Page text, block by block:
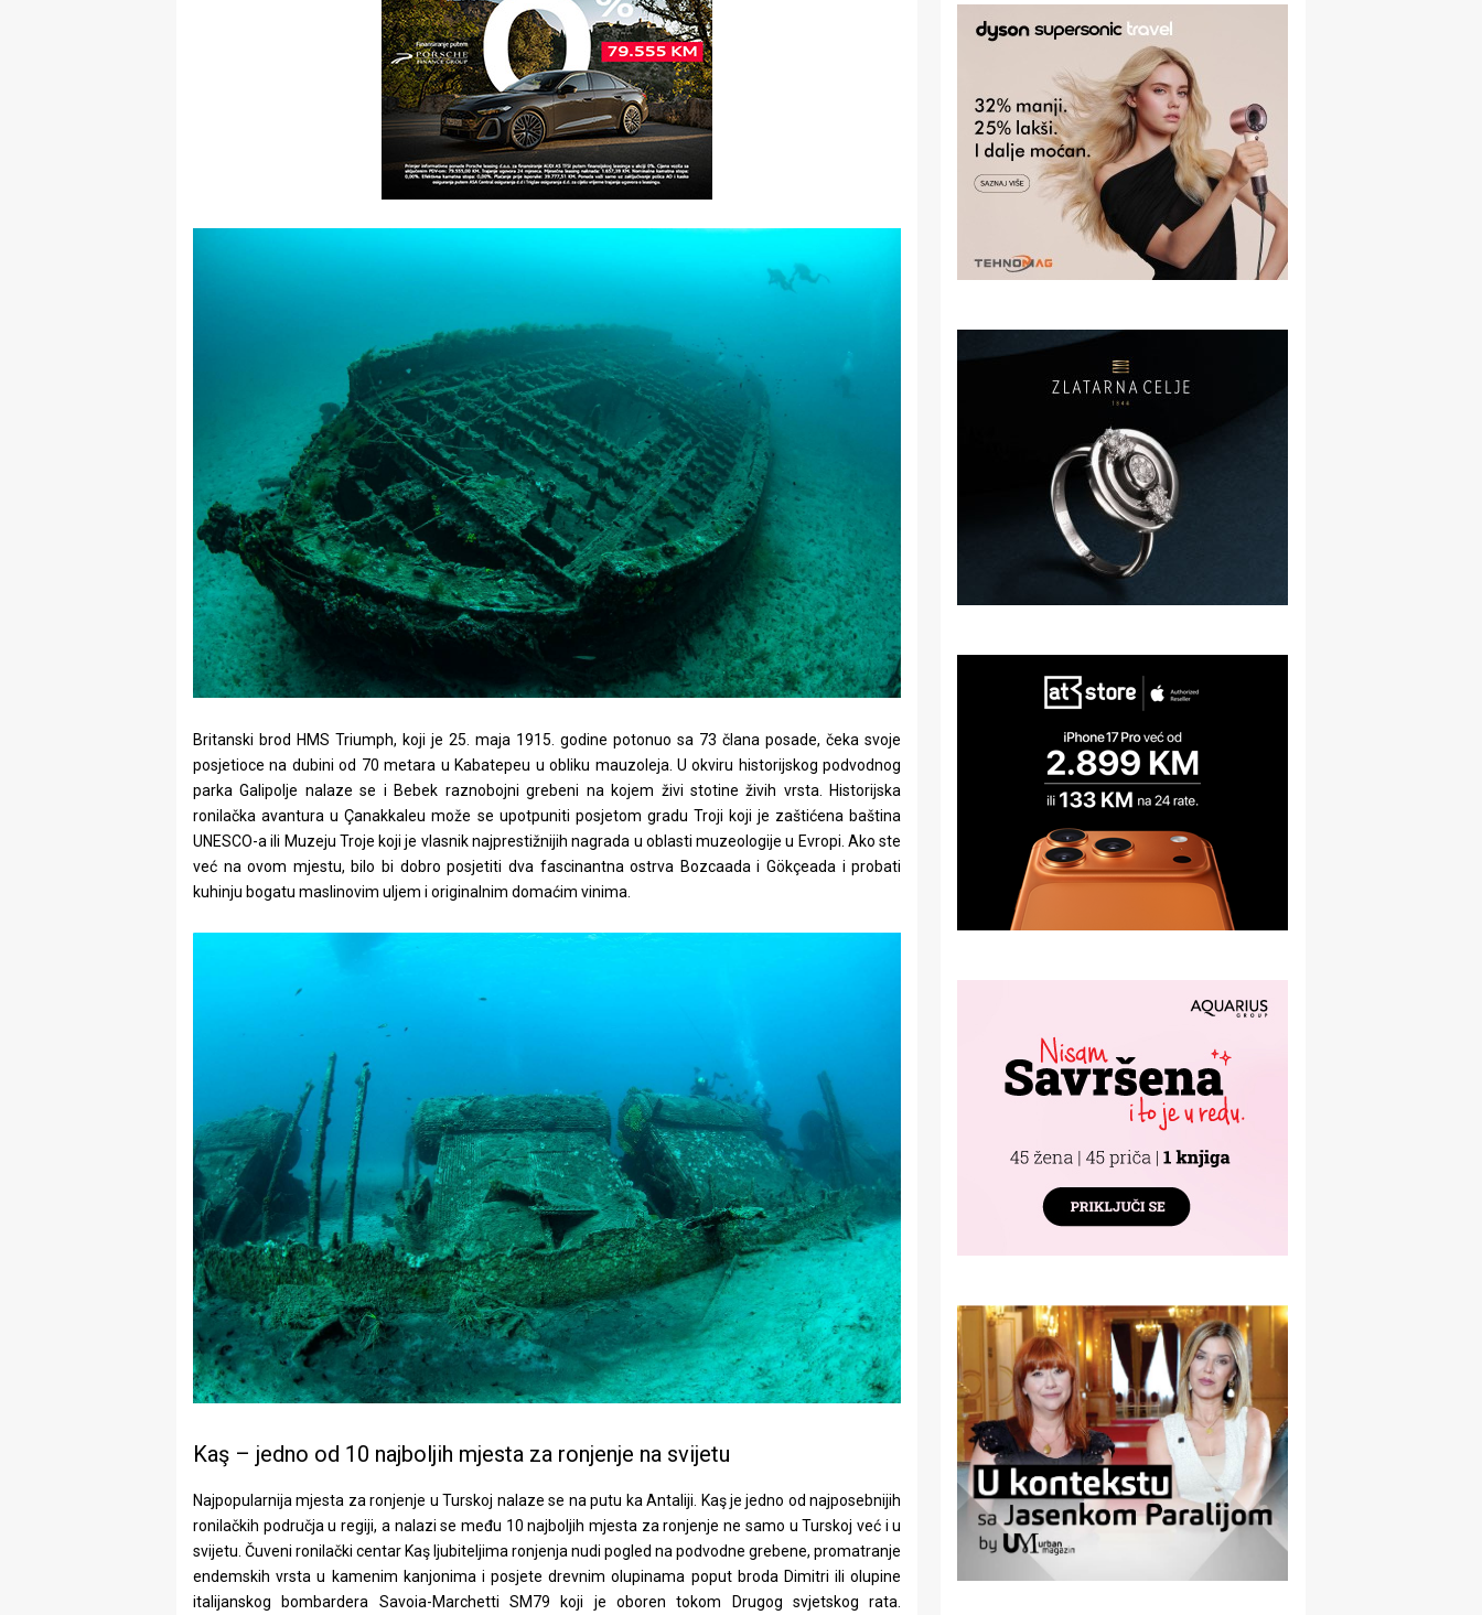
Britanski brod HMS Triumph, koji je 25. maja 1915. godine potonuo sa 73 člana posade, čeka svoje
posjetioce na dubini od 70 metara u Kabatepeu u obliku mauzoleja. U okviru historijskog podvodnog
parka Galipolje nalaze se i Bebek raznobojni grebeni na kojem živi stotine živih vrsta. Historijska
ronilačka avantura u Çanakkaleu može se upotpuniti posjetom gradu Troji koji je zaštićena baština
UNESCO-a ili Muzeju Troje koji je vlasnik najprestižnijih nagrada u oblasti muzeologije u Evropi. Ako ste
već na ovom mjestu, bilo bi dobro posjetiti dva fascinantna ostrva Bozcaada i Gökçeada i probati
kuhinju bogatu maslinovim uljem i originalnim domaćim vinima.
Kaş – jedno od 10 najboljih mjesta za ronjenje na svijetu
Najpopularnija mjesta za ronjenje u Turskoj nalaze se na putu ka Antaliji. Kaş je jedno od najposebnijih
ronilačkih područja u regiji, a nalazi se među 10 najboljih mjesta za ronjenje ne samo u Turskoj već i u
svijetu. Čuveni ronilački centar Kaş ljubiteljima ronjenja nudi pogled na podvodne grebene, promatranje
endemskih vrsta u kamenim kanjonima i posjete drevnim olupinama poput broda Dimitri ili olupine
italijanskog bombardera Savoia-Marchetti SM79 koji je oboren tokom Drugog svjetskog rata.